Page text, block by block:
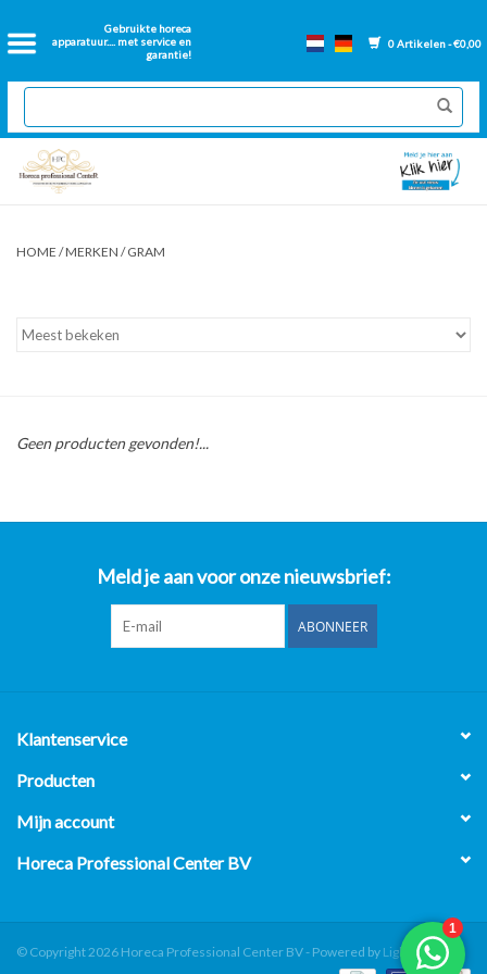
Gebruikte horeca
apparatuur.... met service en
garantie!
0 Artikelen - €0,00
Home
2dehands Horeca
Nieuwe apparatuur
Onderdelen bakwanden
Over ons
HOME /MERKEN /GRAM
Geen producten gevonden!...
Meld je aan voor onze nieuwsbrief:
ABONNEER
Klantenservice
Producten
Mijn account
Horeca Professional Center BV
© Copyright 2026 Horeca Professional Center BV - Powered by Lightspeed